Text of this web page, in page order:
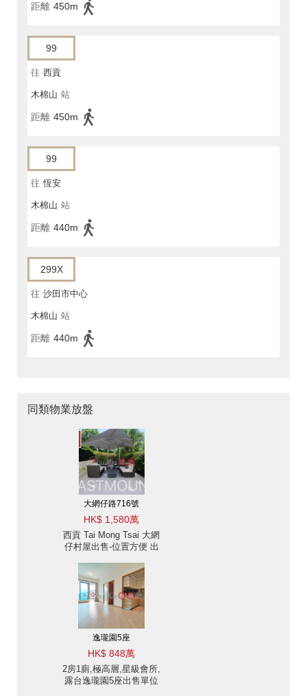
距離 450m
99
往 西貢
木棉山 站
距離 450m
99
往 恆安
木棉山 站
距離 440m
299X
往 沙田市中心
木棉山 站
距離 440m
同類物業放盤
大網仔路716號
HK$ 1,580萬
西貢 Tai Mong Tsai 大網
仔村屋出售-位置方便 出
逸瓏園5座
HK$ 848萬
2房1廁,極高層,星級會所,
露台逸瓏園5座出售單位